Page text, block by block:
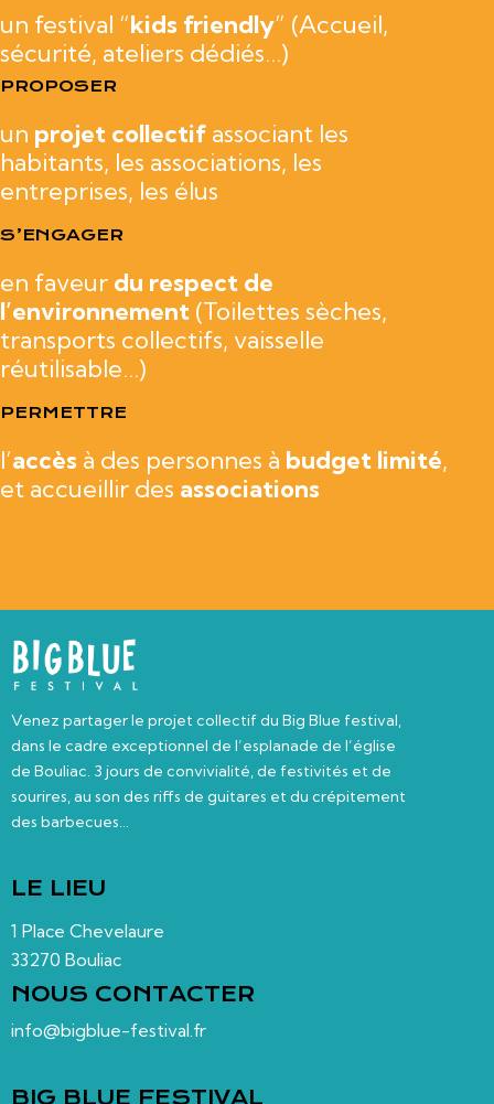
un festival “kids friendly” (Accueil,
sécurité, ateliers dédiés…)
PROPOSER
un projet collectif associant les
habitants, les associations, les
entreprises, les élus
S’ENGAGER
en faveur du respect de
l’environnement (Toilettes sèches,
transports collectifs, vaisselle
réutilisable…)
PERMETTRE
l’accès à des personnes à budget limité,
et accueillir des associations
Venez partager le projet collectif du Big Blue festival,
dans le cadre exceptionnel de l’esplanade de l’église
de Bouliac. 3 jours de convivialité, de festivités et de
sourires, au son des riffs de guitares et du crépitement
des barbecues…
LE LIEU
1 Place Chevelaure
33270 Bouliac
NOUS CONTACTER
info@bigblue-festival.fr
BIG BLUE FESTIVAL